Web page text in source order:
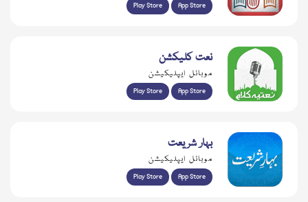
Play Store App Store
نعت کلیکشن
موبائل ایپلیکیشن
Play Store App Store
بہار شریعت
موبائل ایپلیکیشن
Play Store App Store